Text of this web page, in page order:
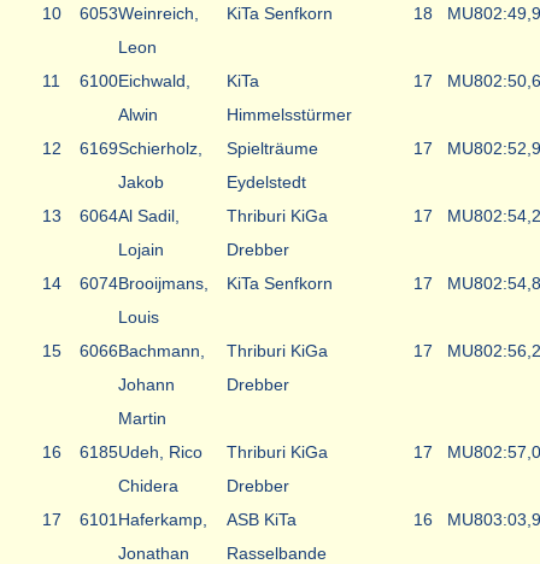
10 6053Weinreich,
Leon
KiTa Senfkorn 18 MU802:49,9
11 6100Eichwald,
Alwin
KiTa
Himmelsstürmer
17 MU802:50,6
12 6169Schierholz,
Jakob
Spielträume
Eydelstedt
17 MU802:52,9
13 6064Al Sadil,
Lojain
Thriburi KiGa
Drebber
17 MU802:54,2
14 6074Brooijmans,
Louis
KiTa Senfkorn 17 MU802:54,8
15 6066Bachmann,
Johann
Martin
Thriburi KiGa
Drebber
17 MU802:56,2
16 6185Udeh, Rico
Chidera
Thriburi KiGa
Drebber
17 MU802:57,0
17 6101 Haferkamp,
Jonathan
ASB KiTa
Rasselbande
16 MU803:03,9